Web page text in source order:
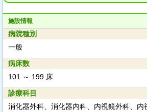
施設情報
病院種別
一般
病床数
101 ～ 199 床
診療科目
消化器外科、消化器内科、内視鏡外科、内